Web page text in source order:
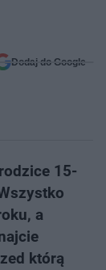
Dodaj do Google
15-
a
którą